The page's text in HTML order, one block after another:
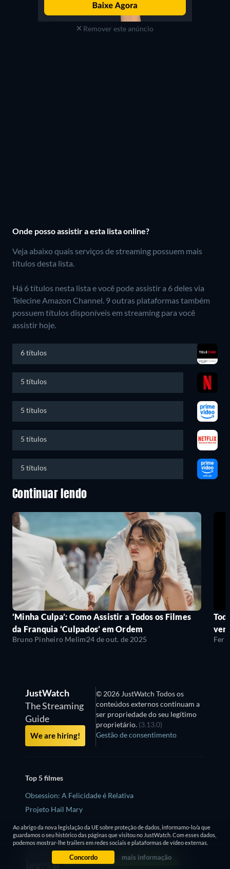
Remover este anúncio
Onde posso assistir a esta lista online?
Veja abaixo quais serviços de streaming possuem mais
títulos desta lista.
Há 6 títulos nesta lista e você pode assistir a 6 deles via
Telecine Amazon Channel. 9 outras plataformas também
possuem títulos disponíveis em streaming para você
assistir hoje.
6 títulos
5 títulos
5 títulos
5 títulos
5 títulos
Continuar lendo
‘Minha Culpa’: Como Assistir a Todos os Filmes
da Franquia ‘Culpados’ em Ordem
Bruno Pinheiro Melim24 de out. de 2025
ver
JustWatch
The Streaming
Guide
We are hiring!
© 2026 JustWatch Todos os
conteúdos externos continuam a
ser propriedade do seu legítimo
proprietário. (3.13.0)
Gestão de consentimento
Top 5 filmes
Obsession: A Felicidade é Relativa
Projeto Hail Mary
Mestres do Universo
O Drama
Backrooms - O Labirinto
Ao abrigo da nova legislação da UE sobre proteção de dados, informamo-lo/a que
guardamos o seu histórico das páginas que visitou no JustWatch. Com esses dados,
podemos mostrar-lhe trailers em redes sociais e plataformas de vídeo externas.
Concordo mais informação